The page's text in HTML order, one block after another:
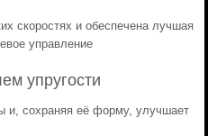
скоростях и обеспечена лучшая
управление
упругости
сохраняя её форму, улучшает